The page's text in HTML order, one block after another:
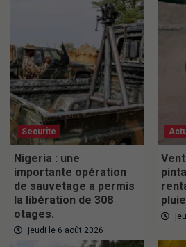
Securite
Nigeria : une
importante opération
de sauvetage a permis
la libération de 308
otages.
jeudi le 6 août 2026